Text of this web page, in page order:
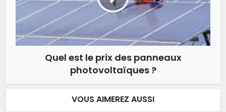
Quel est le prix des panneaux
photovoltaïques ?
VOUS AIMEREZ AUSSI